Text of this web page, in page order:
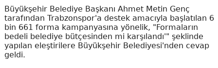
Büyükşehir Belediye Başkanı Ahmet Metin Genç
tarafından Trabzonspor'a destek amacıyla başlatılan 6
bin 661 forma kampanyasına yönelik, "Formaların
bedeli belediye bütçesinden mi karşılandı'" şeklinde
yapılan eleştirilere Büyükşehir Belediyesi'nden cevap
geldi.